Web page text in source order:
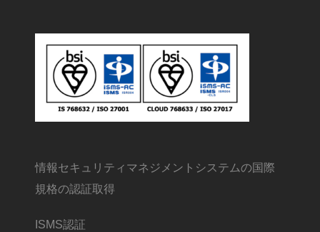
情報セキュリティマネジメントシステムの国際
規格の認証取得
ISMS認証